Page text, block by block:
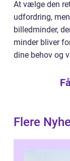
At vælge den
udfordring,
billedminder,
minder bliver
dine behov og
Flere